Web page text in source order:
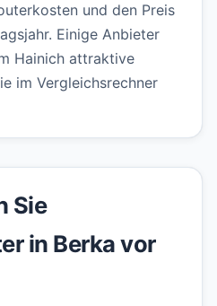
und den Preis
Einige Anbieter
Hainich attraktive
im Vergleichsrechner
Sie
in Berka vor